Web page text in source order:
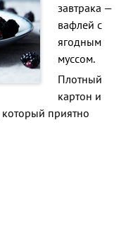
завтрака —
вафлей с
ягодным
муссом.
Плотный
картон и
приятно